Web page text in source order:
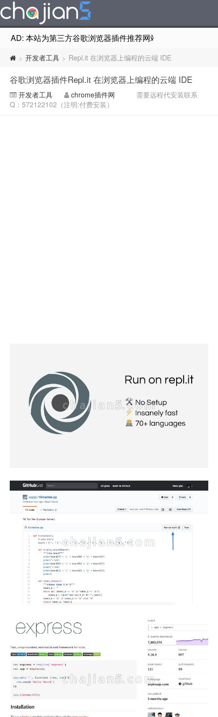
AD: 本站为第三方谷歌浏览器插件推荐网站，非Google
> 开发者工具 > Repl.it 在浏览器上编程的云端 IDE
谷歌浏览器插件Repl.it 在浏览器上编程的云端 IDE
开发者工具 chrome插件网
需要远程代安装联系
Q：572122102（注明:付费安装）